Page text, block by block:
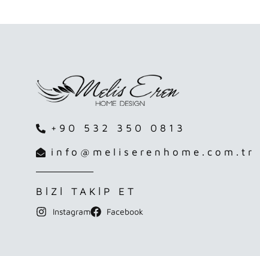
+90 532 350 0813
info@meliserenhome.com.tr
BİZİ TAKİP ET
Instagram Facebook